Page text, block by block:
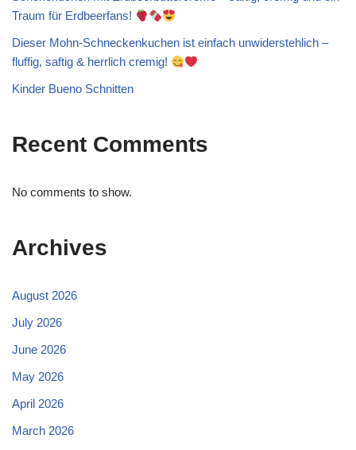
Traum für Erdbeerfans!
Dieser Mohn-Schneckenkuchen ist einfach unwiderstehlich –
fluffig, saftig & herrlich cremig!
Kinder Bueno Schnitten
Recent Comments
No comments to show.
Archives
August 2026
July 2026
June 2026
May 2026
April 2026
March 2026